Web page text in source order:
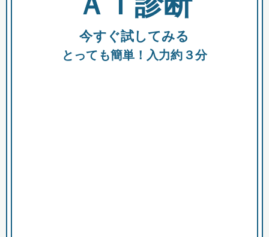
今すぐ試してみる
とっても簡単！入力約３分